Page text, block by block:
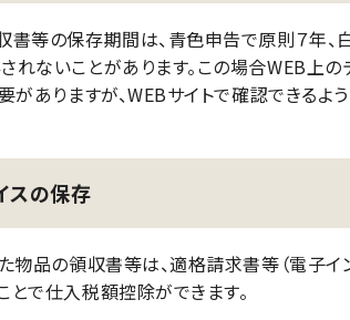
書等の保存期間は、青色申告で原則７年、
れないことがあります。この場合WEB上
がありますが、WEBサイトで確認できるよ
スの保存
物品の領収書等は、適格請求書等（電子
とで仕入税額控除ができます。